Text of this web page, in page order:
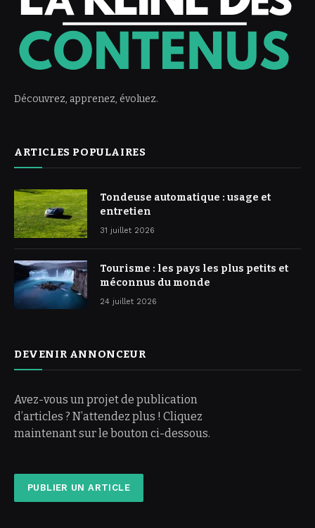
Découvrez, apprenez, évoluez.
ARTICLES POPULAIRES
Tondeuse automatique : usage et
entretien
31 juillet 2026
Tourisme : les pays les plus petits et
méconnus du monde
24 juillet 2026
DEVENIR ANNONCEUR
Avez-vous un projet de publication
d’articles ? N’attendez plus ! Cliquez
maintenant sur le bouton ci-dessous.
PUBLIER UN ARTICLE